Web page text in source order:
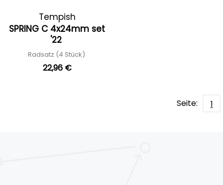
Tempish
SPRING C 4x24mm set
'22
Radsatz (4 Stück)
22,96 €
Seite: 1